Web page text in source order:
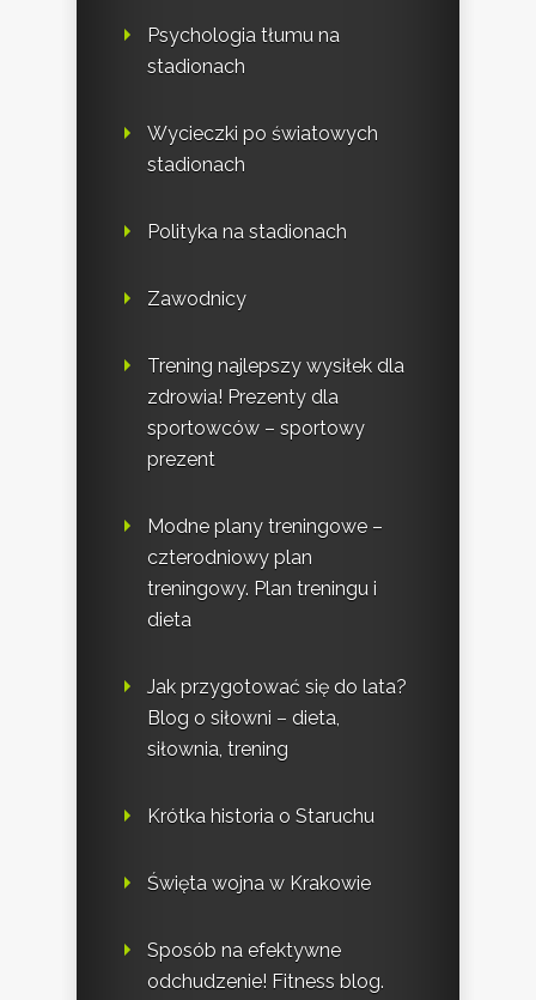
Psychologia tłumu na
stadionach
Wycieczki po światowych
stadionach
Polityka na stadionach
Zawodnicy
Trening najlepszy wysiłek dla
zdrowia! Prezenty dla
sportowców – sportowy
prezent
Modne plany treningowe –
czterodniowy plan
treningowy. Plan treningu i
dieta
Jak przygotować się do lata?
Blog o siłowni – dieta,
siłownia, trening
Krótka historia o Staruchu
Święta wojna w Krakowie
Sposób na efektywne
odchudzenie! Fitness blog.